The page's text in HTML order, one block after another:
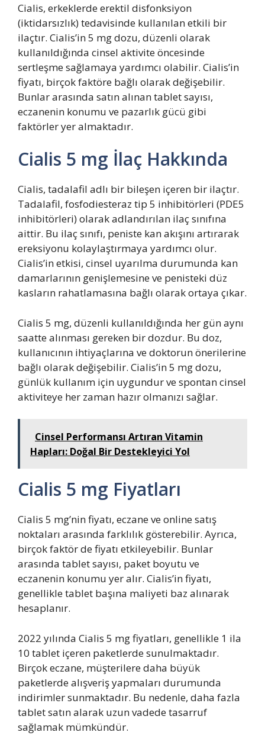
Cialis, erkeklerde erektil disfonksiyon
(iktidarsızlık) tedavisinde kullanılan etkili bir
ilaçtır. Cialis’in 5 mg dozu, düzenli olarak
kullanıldığında cinsel aktivite öncesinde
sertleşme sağlamaya yardımcı olabilir. Cialis’in
fiyatı, birçok faktöre bağlı olarak değişebilir.
Bunlar arasında satın alınan tablet sayısı,
eczanenin konumu ve pazarlık gücü gibi
faktörler yer almaktadır.
Cialis 5 mg İlaç Hakkında
Cialis, tadalafil adlı bir bileşen içeren bir ilaçtır.
Tadalafil, fosfodiesteraz tip 5 inhibitörleri (PDE5
inhibitörleri) olarak adlandırılan ilaç sınıfına
aittir. Bu ilaç sınıfı, peniste kan akışını artırarak
ereksiyonu kolaylaştırmaya yardımcı olur.
Cialis’in etkisi, cinsel uyarılma durumunda kan
damarlarının genişlemesine ve penisteki düz
kasların rahatlamasına bağlı olarak ortaya çıkar.
Cialis 5 mg, düzenli kullanıldığında her gün aynı
saatte alınması gereken bir dozdur. Bu doz,
kullanıcının ihtiyaçlarına ve doktorun önerilerine
bağlı olarak değişebilir. Cialis’in 5 mg dozu,
günlük kullanım için uygundur ve spontan cinsel
aktiviteye her zaman hazır olmanızı sağlar.
Cinsel Performansı Artıran Vitamin
Hapları: Doğal Bir Destekleyici Yol
Cialis 5 mg Fiyatları
Cialis 5 mg’nin fiyatı, eczane ve online satış
noktaları arasında farklılık gösterebilir. Ayrıca,
birçok faktör de fiyatı etkileyebilir. Bunlar
arasında tablet sayısı, paket boyutu ve
eczanenin konumu yer alır. Cialis’in fiyatı,
genellikle tablet başına maliyeti baz alınarak
hesaplanır.
2022 yılında Cialis 5 mg fiyatları, genellikle 1 ila
10 tablet içeren paketlerde sunulmaktadır.
Birçok eczane, müşterilere daha büyük
paketlerde alışveriş yapmaları durumunda
indirimler sunmaktadır. Bu nedenle, daha fazla
tablet satın alarak uzun vadede tasarruf
sağlamak mümkündür.